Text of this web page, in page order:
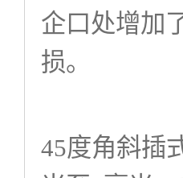
企口处增加
损。
45度角斜插